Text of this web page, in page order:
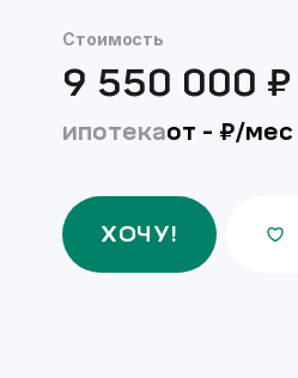
Стоимость
9 550 000 ₽
ипотекаот - ₽/мес
ХОЧУ!